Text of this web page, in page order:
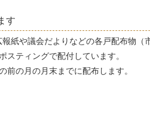
す
紙や議会だよりなどの各戸配布物
スティングで配付しています。
の月の月末までに配布します。